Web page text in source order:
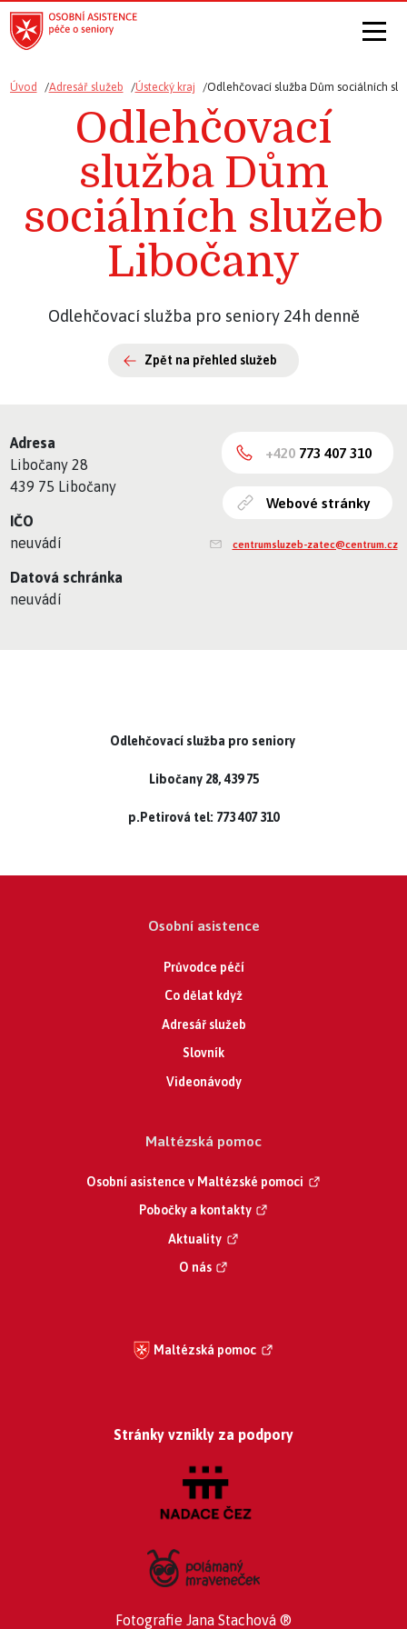
Úvod Adresář služeb Ústecký kraj Odlehčovací služba Dům sociálních
Odlehčovací
služba Dům
sociálních služeb
Libočany
Odlehčovací služba pro seniory 24h denně
Zpět na přehled služeb
Adresa
Libočany 28
439 75 Libočany
IČO
neuvádí
Datová schránka
neuvádí
+420773 407 310
Webové stránky
centrumsluzeb-zatec@centrum.cz
Odlehčovací služba pro seniory
Libočany 28, 439 75
p.Petirová tel: 773 407 310
Osobní asistence
Průvodce péčí
Co dělat když
Adresář služeb
Slovník
Videonávody
Maltézská pomoc
Osobní asistence v Maltézské pomoci
Pobočky a kontakty
Aktuality
O nás
Maltézská pomoc
Stránky vznikly za podpory
Fotografie Jana Stachová ®